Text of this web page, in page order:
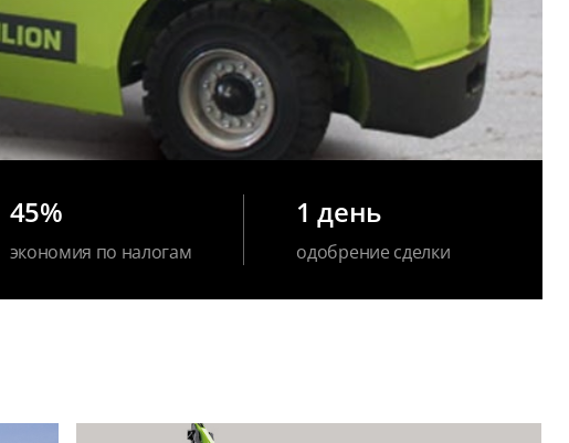
45%
экономия по налогам
1 день
одобрение сделки